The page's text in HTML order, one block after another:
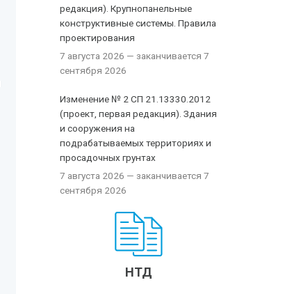
редакция). Крупнопанельные
конструктивные системы. Правила
проектирования
7 августа 2026 — заканчивается 7
сентября 2026
Изменение № 2 СП 21.13330.2012
(проект, первая редакция). Здания
и сооружения на
подрабатываемых территориях и
просадочных грунтах
7 августа 2026 — заканчивается 7
сентября 2026
НТД